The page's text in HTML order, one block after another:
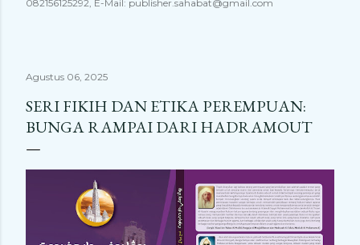
082156125292, E-Mail: publisher.sahabat@gmail.com
Agustus 06, 2025
SERI FIKIH DAN ETIKA PEREMPUAN:
BUNGA RAMPAI DARI HADRAMOUT